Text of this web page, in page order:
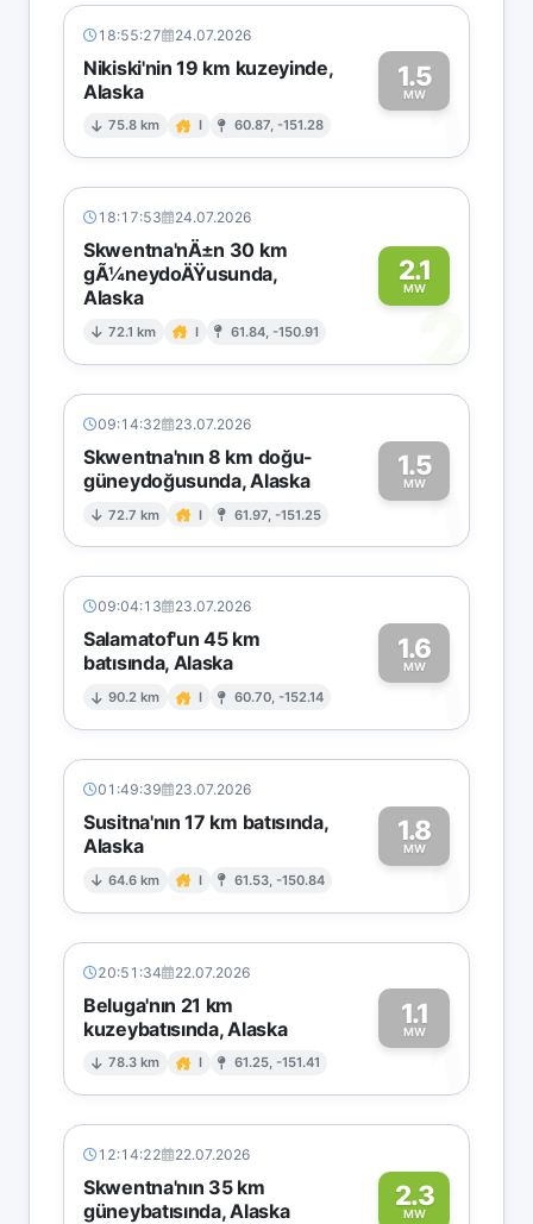
18:55:27 24.07.2026
Nikiski'nin 19 km kuzeyinde,
Alaska
75.8 km I 60.87, -151.28
1.5
MW1
18:17:53 24.07.2026
Skwentna'nÄ±n 30 km
gÃ¼neydoÄŸusunda,
Alaska
72.1 km I 61.84, -150.91
2.1
MW
2
09:14:32 23.07.2026
Skwentna'nın 8 km doğu-
güneydoğusunda, Alaska
72.7 km I 61.97, -151.25
1.5
MW1
09:04:13 23.07.2026
Salamatof'un 45 km
batısında, Alaska
90.2 km I 60.70, -152.14
1.6
MW1
01:49:39 23.07.2026
Susitna'nın 17 km batısında,
Alaska
64.6 km I 61.53, -150.84
1.8
MW1
20:51:34 22.07.2026
Beluga'nın 21 km
kuzeybatısında, Alaska
78.3 km I 61.25, -151.41
1.1
MW1
12:14:22 22.07.2026
Skwentna'nın 35 km
güneybatısında, Alaska
2.3
MW